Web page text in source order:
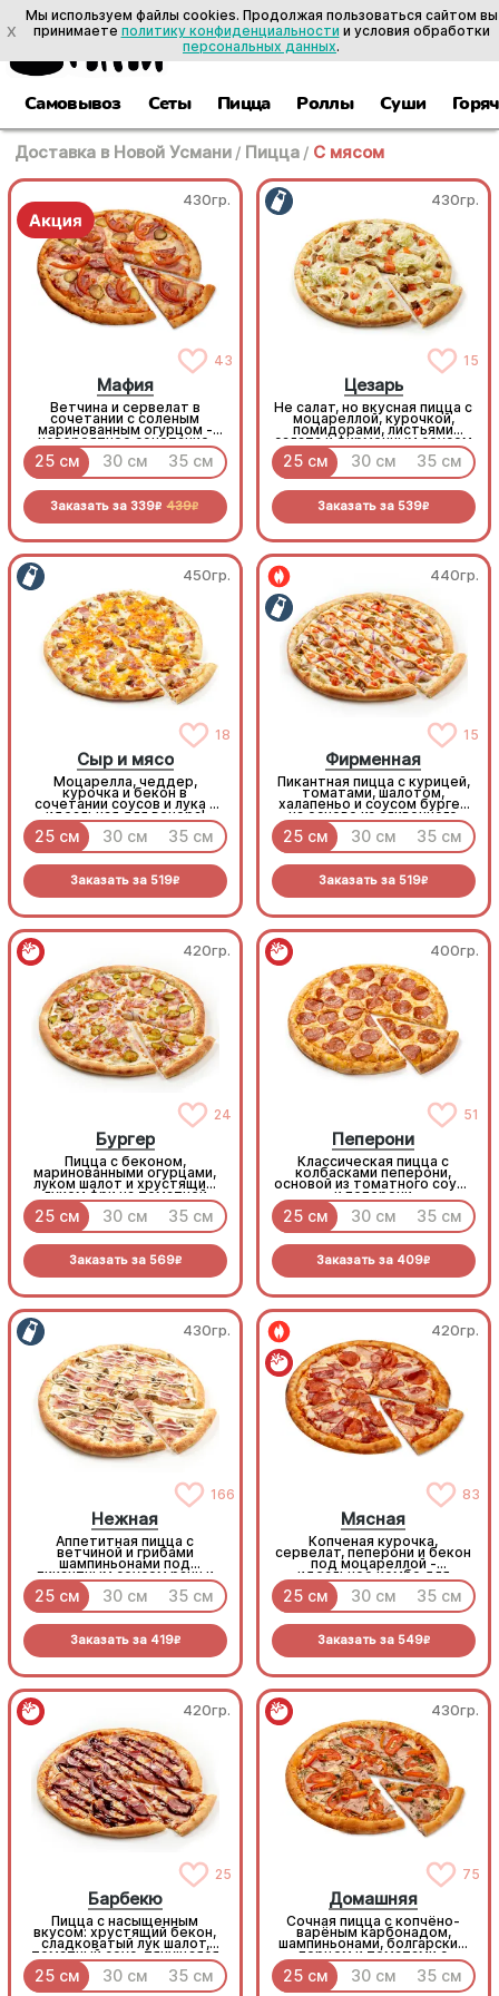
Самовывоз Сеты Пицца Роллы Суши
Доставка в Новой Усмани / Пицца / С мясом
430гр.
43
Мафия
Ветчина и сервелат в
сочетании с соленым
маринованным огурцом -
невероятное сочетание,
которое нужно
попробовать!
25 см 30 см 35 см
Заказать за 339R 439R
430гр.
15
Цезарь
Не салат, но вкусная пицца с
моцареллой, курочкой,
помидорами, листьями
салата и фирменным соусом
25 см 30 см 35 см
Заказать за 539R
450гр.
18
Сыр и мясо
Моцарелла, чеддер,
курочка и бекон в
сочетании соусов и лука -
идеальная для вечера!
25 см 30 см 35 см
Заказать за 519R
440гр.
15
Фирменная
Пикантная пицца с курицей,
томатами, шалотом,
халапеньо и соусом бургер
на основе из сливочного
соуса и моцареллы.
25 см 30 см 35 см
Заказать за 519R
420гр.
24
Бургер
Пицца с беконом,
маринованными огурцами,
луком шалот и хрустящим
луком фри на томатной
основе с моцареллой.
25 см 30 см 35 см
Заказать за 569R
400гр.
51
Пеперони
Классическая пицца с
колбасками пеперони,
основой из томатного соуса
и пеперони
25 см 30 см 35 см
Заказать за 409R
430гр.
166
Нежная
Аппетитная пицца с
ветчиной и грибами
шампиньонами под
пикантным соусом ранч и
моцареллой
25 см 30 см 35 см
Заказать за 419R
420гр.
83
Мясная
Копченая курочка,
сервелат, пеперони и бекон
под моцареллой -
идеальное комбо для
любителей всего мясного!
25 см 30 см 35 см
Заказать за 549R
420гр.
25
Барбекю
Пицца с насыщенным
вкусом: хрустящий бекон,
сладковатый лук шалот,
томатный соус, тянущаяся
моцарелла и дымный
прянный соус барбекю.
25 см 30 см 35 см
430гр.
75
Домашняя
Сочная пицца с копчёно-
варёным карбонадом,
шампиньонами, болгарским
перцем и томатами с
зеленью под моцареллой
25 см 30 см 35 см
X
Мы используем файлы cookies. Продолжая пользоваться сайтом вы
принимаете политику конфиденциальности и условия обработки
персональных данных.